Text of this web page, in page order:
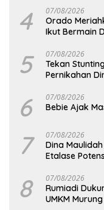
4 07/08/2026
Orado
Ikut Bermain
5 07/08/2026
Tekan
Pernikahan
6 07/08/2026
Bebie Ajak
7 07/08/2026
Dina
Etalase
8 07/08/2026
Rumiadi
UMKM